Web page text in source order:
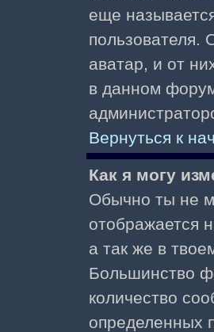
еще
пользователя.
аватар, и от
в данном
Вернуться к
Как я могу
Обычно ты не
отображается
а так же в
Большинство
количество
определенных